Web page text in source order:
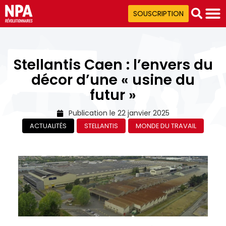
SOUSCRIPTION
Stellantis Caen : l’envers du
décor d’une « usine du
futur »
Publication le 22 janvier 2025
ACTUALITÉS STELLANTIS MONDE DU TRAVAIL